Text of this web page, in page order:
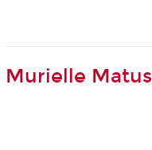
Murielle Matus